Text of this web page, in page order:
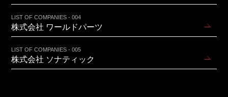
LIST OF COMPANIES - 004
株式会社 ワールドパーツ
LIST OF COMPANIES - 005
株式会社 ソナティック